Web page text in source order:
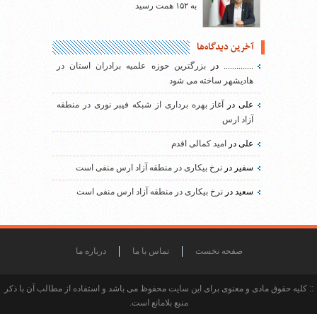
به ۱۵۲ همت رسید
آخرین دیدگاه‌ها
..............دربزرگترین حوزه علمیه برادران استان در
هادیشهر ساخته می شود
علیدر
آغاز بهره برداری از شبکه فیبر نوری در منطقه
آزاد ارس
علی در امید کمالی اقدم
سفیر در نرخ بیکاری در منطقه آزاد ارس منفی است
سعید در نرخ بیکاری در منطقه آزاد ارس منفی است
صفحه نخست تماس با ما درباره ما
:: کلیه حقوق مادی و معنوی برای این سایت محفوظ می باشد و استفاده از مطالب آن با ذکر
منبع بلامانع است.